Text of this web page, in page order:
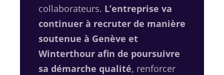
collaborateurs. L’entreprise va
continuer à recruter de manière
soutenue à Genève et
Winterthour afin de poursuivre
sa démarche qualité, renforcer